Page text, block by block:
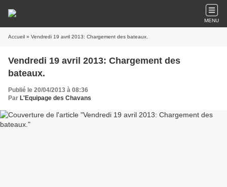
MENU
Accueil » Vendredi 19 avril 2013: Chargement des bateaux.
Vendredi 19 avril 2013: Chargement des
bateaux.
Publié le 20/04/2013 à 08:36
Par L'Equipage des Chavans